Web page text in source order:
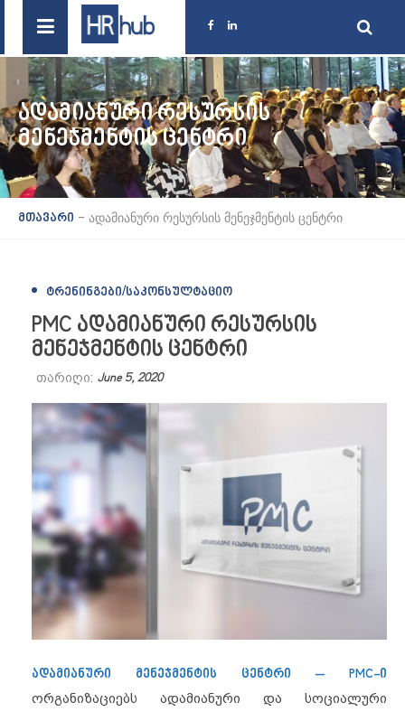
ᲐᲓᲐᲛᲘᲐᲜᲣᲠᲘ ᲠᲔᲡᲣᲠᲡᲘᲡ
ᲛᲔᲜᲔᲯᲛᲔᲜᲢᲘᲡ ᲪᲔᲜᲢᲠᲘ
მთავარი - ადამიანური რესურსის მენეჯმენტის ცენტრი
ᲢᲠᲔᲜᲘᲜᲒᲔᲑᲘ/ᲡᲐᲙᲝᲜᲡᲣᲚᲢᲐᲪᲘᲝ
PMC ადამიანური რესურსის
მენეჯმენტის ცენტრი
თარიღი: June 5, 2020
ადამიანური მენეჯმენტის ცენტრი – PMC-ი
ორგანიზაციებს ადამიანური და სოციალური